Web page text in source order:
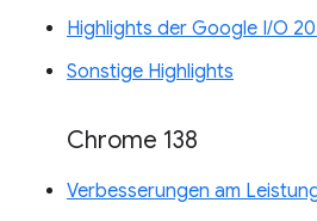
Highlights der Google I/O
Sonstige Highlights
Chrome 138
Verbesserungen am